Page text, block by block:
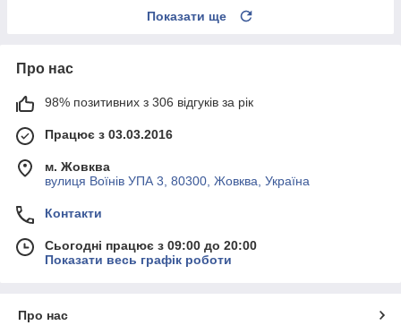
Показати ще
Про нас
98% позитивних з 306 відгуків за рік
Працює з 03.03.2016
м. Жовква
вулиця Воїнів УПА 3, 80300, Жовква, Україна
Контакти
Сьогодні працює з 09:00 до 20:00
Показати весь графік роботи
Про нас